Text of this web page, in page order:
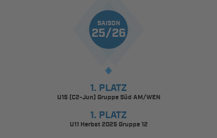
SAISON
25/26
1. PLATZ
U15 (C2-Jun) Gruppe Süd AM/WEN
1. PLATZ
U11 Herbst 2025 Gruppe 12